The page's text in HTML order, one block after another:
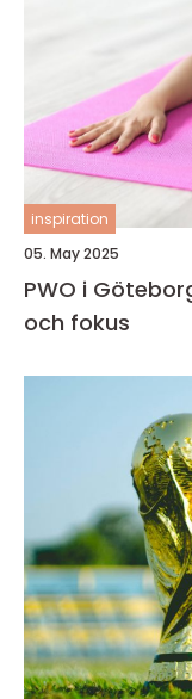
inspiration
05. May 2025
PWO i
och fokus